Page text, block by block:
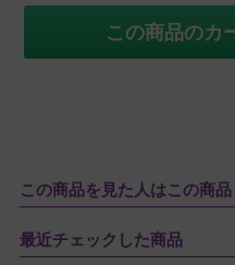
この商品のカ
この商品を見た人はこの商品
最近チェックした商品